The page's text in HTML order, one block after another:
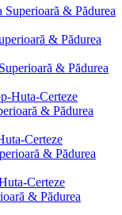
& Pădurea
& Pădurea
& Pădurea
Huta-Certeze
& Pădurea
Certeze
& Pădurea
Certeze
& Pădurea